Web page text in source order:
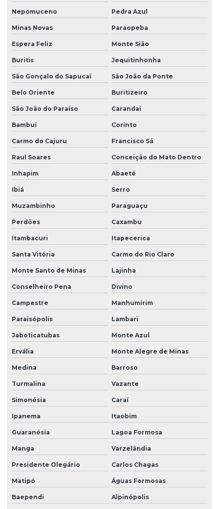
Nepomuceno Pedra Azul
Minas Novas Paraopeba
Espera Feliz Monte Sião
Buritis Jequitinhonha
São Gonçalo do Sapucaí São João da Ponte
Belo Oriente Buritizeiro
São João do Paraíso Carandaí
Bambuí Corinto
Carmo do Cajuru Francisco Sá
Raul Soares Conceição do Mato Dentro
Inhapim Abaeté
Ibiá Serro
Muzambinho Paraguaçu
Perdões Caxambu
Itambacuri Itapecerica
Santa Vitória Carmo do Rio Claro
Monte Santo de Minas Lajinha
Conselheiro Pena Divino
Campestre Manhumirim
Paraisópolis Lambari
Jaboticatubas Monte Azul
Ervália Monte Alegre de Minas
Medina Barroso
Turmalina Vazante
Simonésia Caraí
Ipanema Itaobim
Guaranésia Lagoa Formosa
Manga Varzelândia
Presidente Olegário Carlos Chagas
Matipó Águas Formosas
Baependi Alpinópolis